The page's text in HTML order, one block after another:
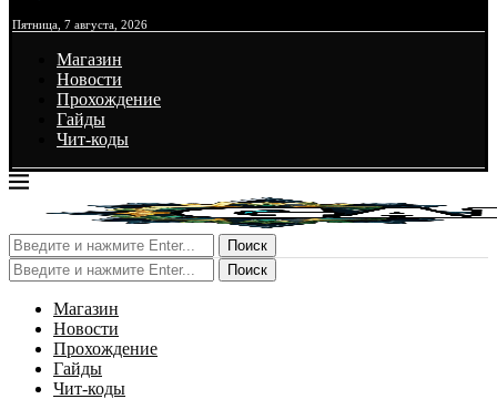
Пятница, 7 августа, 2026
Магазин
Новости
Прохождение
Гайды
Чит-коды
Поиск
Поиск
Магазин
Новости
Прохождение
Гайды
Чит-коды